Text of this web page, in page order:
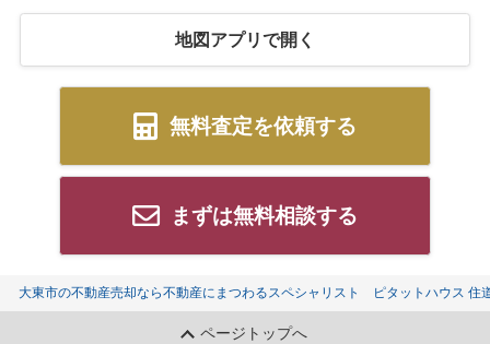
地図アプリで開く
無料査定を依頼する
まずは無料相談する
大東市の不動産売却なら不動産にまつわるスペシャリスト ピタットハウス 住
ページトップへ